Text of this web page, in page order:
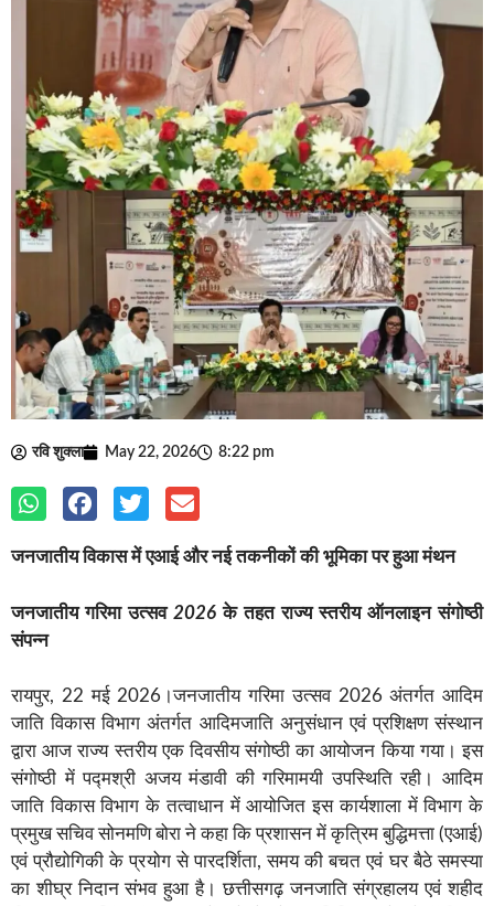
रवि शुक्ला May 22, 2026 8:22 pm
जनजातीय विकास में एआई और नई तकनीकों की भूमिका पर हुआ मंथन
जनजातीय गरिमा उत्सव2026के तहत राज्य स्तरीय ऑनलाइन संगोष्ठी
संपन्न
रायपुर, 22 मई 2026।जनजातीय गरिमा उत्सव 2026 अंतर्गत आदिम
जाति विकास विभाग अंतर्गत आदिमजाति अनुसंधान एवं प्रशिक्षण संस्थान
द्वारा आज राज्य स्तरीय एक दिवसीय संगोष्ठी का आयोजन किया गया। इस
संगोष्ठी में पद्मश्री अजय मंडावी की गरिमामयी उपस्थिति रही। आदिम
जाति विकास विभाग के तत्वाधान में आयोजित इस कार्यशाला में विभाग के
प्रमुख सचिव सोनमणि बोरा ने कहा कि प्रशासन में कृत्रिम बुद्धिमत्ता (एआई)
एवं प्रौद्योगिकी के प्रयोग से पारदर्शिता, समय की बचत एवं घर बैठे समस्या
का शीघ्र निदान संभव हुआ है। छत्तीसगढ़ जनजाति संग्रहालय एवं शहीद